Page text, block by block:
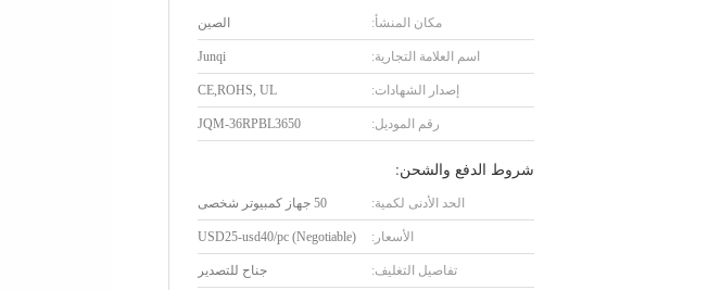
مكان المنشأ: الصين
اسم العلامة التجارية: Junqi
إصدار الشهادات: CE,ROHS, UL
رقم الموديل: JQM-36RPBL3650
شروط الدفع والشحن:
الحد الأدنى لكمية: 50 جهاز كمبيوتر شخصى
الأسعار: USD25-usd40/pc (Negotiable)
تفاصيل التغليف: جناح للتصدير